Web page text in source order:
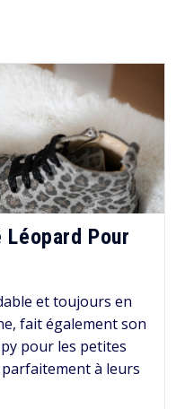
Pour
et toujours en
fait également son
pour les petites
à leurs